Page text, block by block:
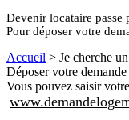
Devenir locataire passe
Pour déposer votre
Accueil > Je cherche
Déposer votre
Vous pouvez saisir